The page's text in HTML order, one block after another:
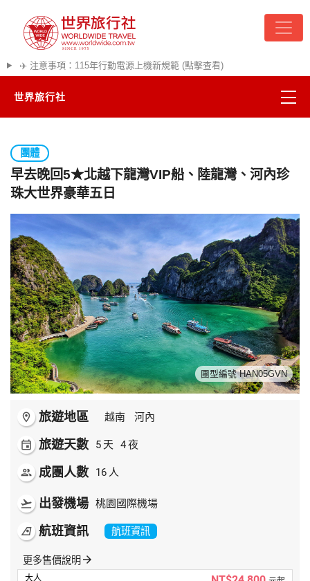
✈️ 注意事項：115年行動電源上機新規範 (點擊查看)
世界旅行社
熱門韓國
超夯日本
悠遊美加
遊輪河輪
世界臻旅
中東非洲
歐洲之旅
頂尖世界
二人成行
團體
早去晚回5★北越下龍灣VIP船、陸龍灣、河內珍
珠大世界豪華五日
團型編號 HAN05GVN
room 旅遊地區 越南 河內
event 旅遊天數 5 天 4夜
people 成團人數 16 人
flight_takeoff 出發機場 桃園國際機場
airlines 航班資訊 航班資訊
更多售價說明 arrow_forward